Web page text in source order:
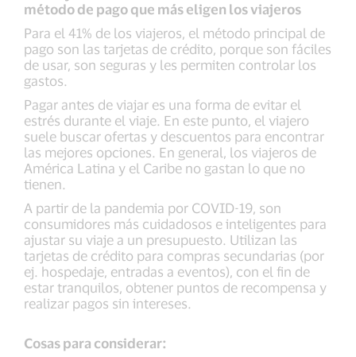
método de pago que más eligen los viajeros
Para el 41% de los viajeros, el método principal de
pago son las tarjetas de crédito, porque son fáciles
de usar, son seguras y les permiten controlar los
gastos.
Pagar antes de viajar es una forma de evitar el
estrés durante el viaje. En este punto, el viajero
suele buscar ofertas y descuentos para encontrar
las mejores opciones. En general, los viajeros de
América Latina y el Caribe no gastan lo que no
tienen.
A partir de la pandemia por COVID-19, son
consumidores más cuidadosos e inteligentes para
ajustar su viaje a un presupuesto. Utilizan las
tarjetas de crédito para compras secundarias (por
ej. hospedaje, entradas a eventos), con el fin de
estar tranquilos, obtener puntos de recompensa y
realizar pagos sin intereses.
Cosas para considerar: